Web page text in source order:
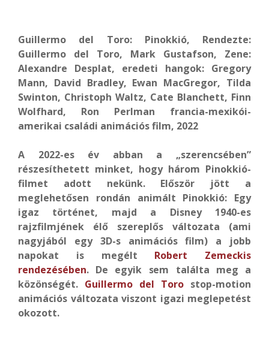
Guillermo del Toro: Pinokkió, Rendezte:
Guillermo del Toro, Mark Gustafson, Zene:
Alexandre Desplat, eredeti hangok: Gregory
Mann, David Bradley, Ewan MacGregor, Tilda
Swinton, Christoph Waltz, Cate Blanchett, Finn
Wolfhard, Ron Perlman francia-mexikói-
amerikai családi animációs film, 2022
A 2022-es év abban a „szerencsében”
részesíthetett minket, hogy három Pinokkió-
filmet adott nekünk. Először jött a
meglehetősen rondán animált Pinokkió: Egy
igaz történet, majd a Disney 1940-es
rajzfilmjének élő szereplős változata (ami
nagyjából egy 3D-s animációs film) a jobb
napokat is megélt Robert Zemeckis
rendezésében. De egyik sem találta meg a
közönségét. Guillermo del Toro stop-motion
animációs változata viszont igazi meglepetést
okozott.